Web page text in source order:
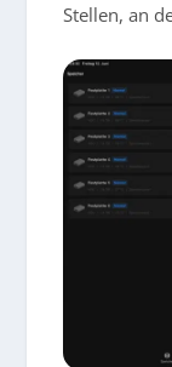
Stellen, an